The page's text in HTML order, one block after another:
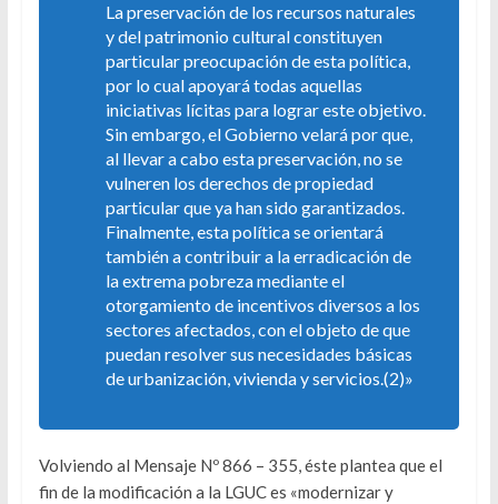
La preservación de los recursos naturales
y del patrimonio cultural constituyen
particular preocupación de esta política,
por lo cual apoyará todas aquellas
iniciativas lícitas para lograr este objetivo.
Sin embargo, el Gobierno velará por que,
al llevar a cabo esta preservación, no se
vulneren los derechos de propiedad
particular que ya han sido garantizados.
Finalmente, esta política se orientará
también a contribuir a la erradicación de
la extrema pobreza mediante el
otorgamiento de incentivos diversos a los
sectores afectados, con el objeto de que
puedan resolver sus necesidades básicas
de urbanización, vivienda y servicios.(2)»
Volviendo al Mensaje Nº 866 – 355, éste plantea que el
fin de la modificación a la LGUC es «modernizar y